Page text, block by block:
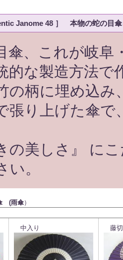
Janome 48 ］ 本物の蛇の目
傘、これが岐阜
的な製造方法で
の柄に埋め込
張り上げた傘
の美しさ』 に
い。
(雨傘）
中入り 藤切